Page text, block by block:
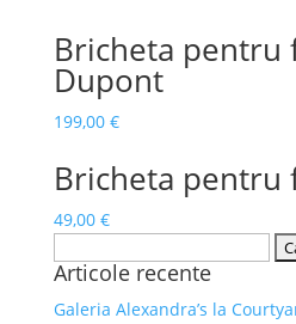
Bricheta pentru
Dupont
199,00 €
Bricheta pentru
49,00 €
după:
Articole recente
Galeria Alexandra’s la